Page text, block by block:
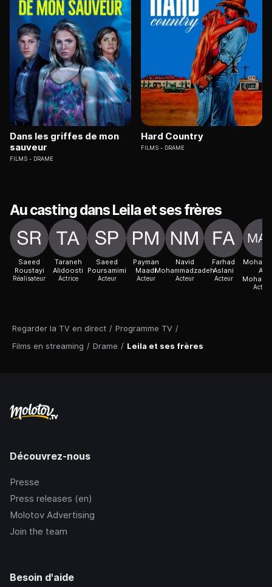
Regarder la TV en direct / Programme TV /
Films en streaming / Drame / Leila et ses frères
Dans les griffes de mon
sauveur
FILMS DRAME
Hard Country
FILMS DRAME
Au casting dans Leila et ses frères
Saeed
Roustayi
Réalisateur
Taraneh
Alidoosti
Actrice
Saeed
Poursamimi
Acteur
Payman
Maadi
Acteur
Navid
Mohammadzadeh
Acteur
Farhad
Aslani
Acteur
Ali
Acteur
Découvrez-nous
Presse
Press releases (en)
Molotov Advertising
Join the team
Besoin d'aide